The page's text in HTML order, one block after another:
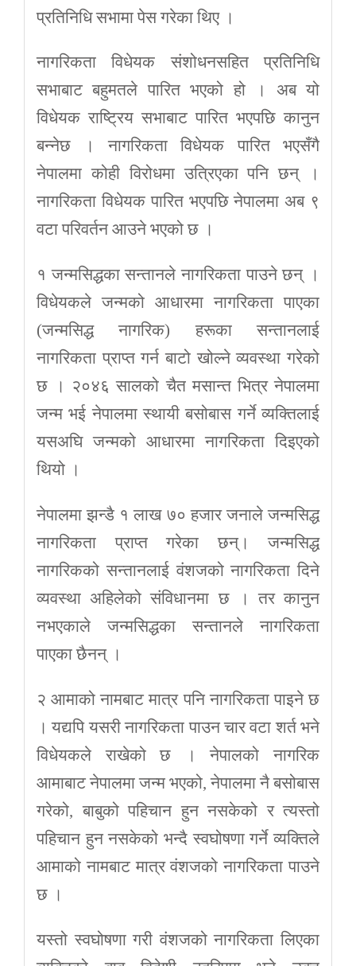
प्रतिनिधि सभामा पेस गरेका थिए ।
नागरिकता विधेयक संशोधनसहित प्रतिनिधि
सभाबाट बहुमतले पारित भएको हो । अब यो
विधेयक राष्ट्रिय सभाबाट पारित भएपछि कानुन
बन्नेछ । नागरिकता विधेयक पारित भएसँगै
नेपालमा कोही विरोधमा उत्रिएका पनि छन् ।
नागरिकता विधेयक पारित भएपछि नेपालमा अब ९
वटा परिवर्तन आउने भएको छ ।
१ जन्मसिद्धका सन्तानले नागरिकता पाउने छन् ।
विधेयकले जन्मको आधारमा नागरिकता पाएका
(जन्मसिद्ध नागरिक) हरूका सन्तानलाई
नागरिकता प्राप्त गर्न बाटो खोल्ने व्यवस्था गरेको
छ । २०४६ सालको चैत मसान्त भित्र नेपालमा
जन्म भई नेपालमा स्थायी बसोबास गर्ने व्यक्तिलाई
यसअघि जन्मको आधारमा नागरिकता दिइएको
थियो ।
नेपालमा झन्डै १ लाख ७० हजार जनाले जन्मसिद्ध
नागरिकता प्राप्त गरेका छन्। जन्मसिद्ध
नागरिकको सन्तानलाई वंशजको नागरिकता दिने
व्यवस्था अहिलेको संविधानमा छ । तर कानुन
नभएकाले जन्मसिद्धका सन्तानले नागरिकता
पाएका छैनन् ।
२ आमाको नामबाट मात्र पनि नागरिकता पाइने छ
। यद्यपि यसरी नागरिकता पाउन चार वटा शर्त भने
विधेयकले राखेको छ । नेपालको नागरिक
आमाबाट नेपालमा जन्म भएको, नेपालमा नै बसोबास
गरेको, बाबुको पहिचान हुन नसकेको र त्यस्तो
पहिचान हुन नसकेको भन्दै स्वघोषणा गर्ने व्यक्तिले
आमाको नामबाट मात्र वंशजको नागरिकता पाउने
छ ।
यस्तो स्वघोषणा गरी वंशजको नागरिकता लिएका